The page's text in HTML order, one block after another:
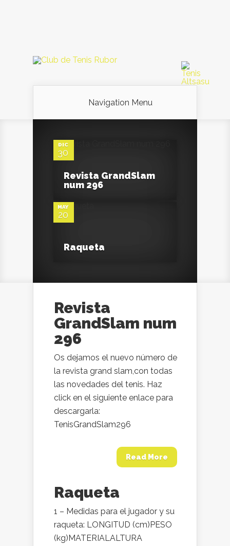
Navigation Menu
DIC
30
Revista GrandSlam
num 296
MAY
20
0
Raqueta
Revista
GrandSlam num
296
Os dejamos el nuevo número de
la revista grand slam,con todas
las novedades del tenis. Haz
click en el siguiente enlace para
descargarla:
TenisGrandSlam296
Read More
Raqueta
1 – Medidas para el jugador y su
raqueta: LONGITUD (cm)PESO
(kg)MATERIALALTURA